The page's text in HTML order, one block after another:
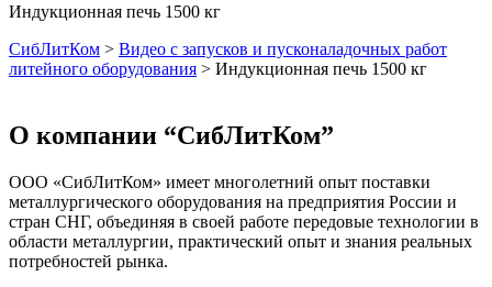
Индукционная печь 1500 кг
СибЛитКом > Видео с запусков и пусконаладочных работ
литейного оборудования > Индукционная печь 1500 кг
О компании “СибЛитКом”
ООО «СибЛитКом» имеет многолетний опыт поставки
металлургического оборудования на предприятия России и
стран СНГ, объединяя в своей работе передовые технологии в
области металлургии, практический опыт и знания реальных
потребностей рынка.